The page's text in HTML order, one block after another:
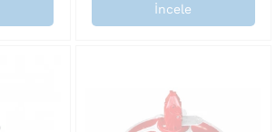
İncele